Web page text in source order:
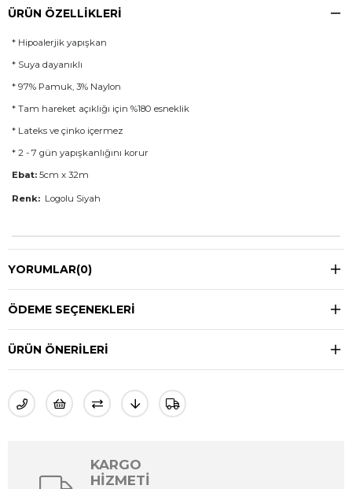
ÜRÜN ÖZELLIKLERI
* Hipoalerjik yapışkan
* Suya dayanıklı
* 97% Pamuk, 3% Naylon
* Tam hareket açıklığı için %180 esneklik
* Lateks ve çinko içermez
* 2 - 7 gün yapışkanlığını korur
Ebat: 5cm x 32m
Renk: Logolu Siyah
YORUMLAR(0)
ÖDEME SEÇENEKLERI
ÜRÜN ÖNERILERI
KARGO
HİZMETİ